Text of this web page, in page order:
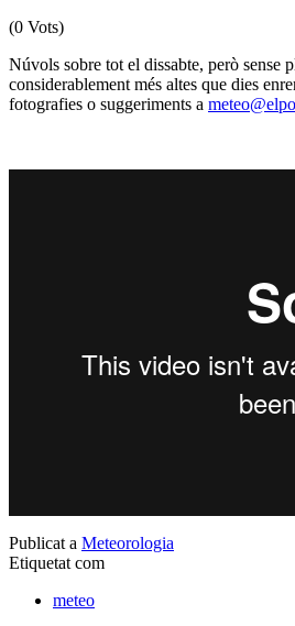
(0 Vots)
Núvols sobre tot el dissabte, però sense
considerablement més altes que dies
fotografies o suggeriments a
Publicat a Meteorologia
Etiquetat com
meteo